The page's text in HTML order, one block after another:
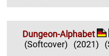
Dungeon-Alphabet
(Softcover)
(2021)